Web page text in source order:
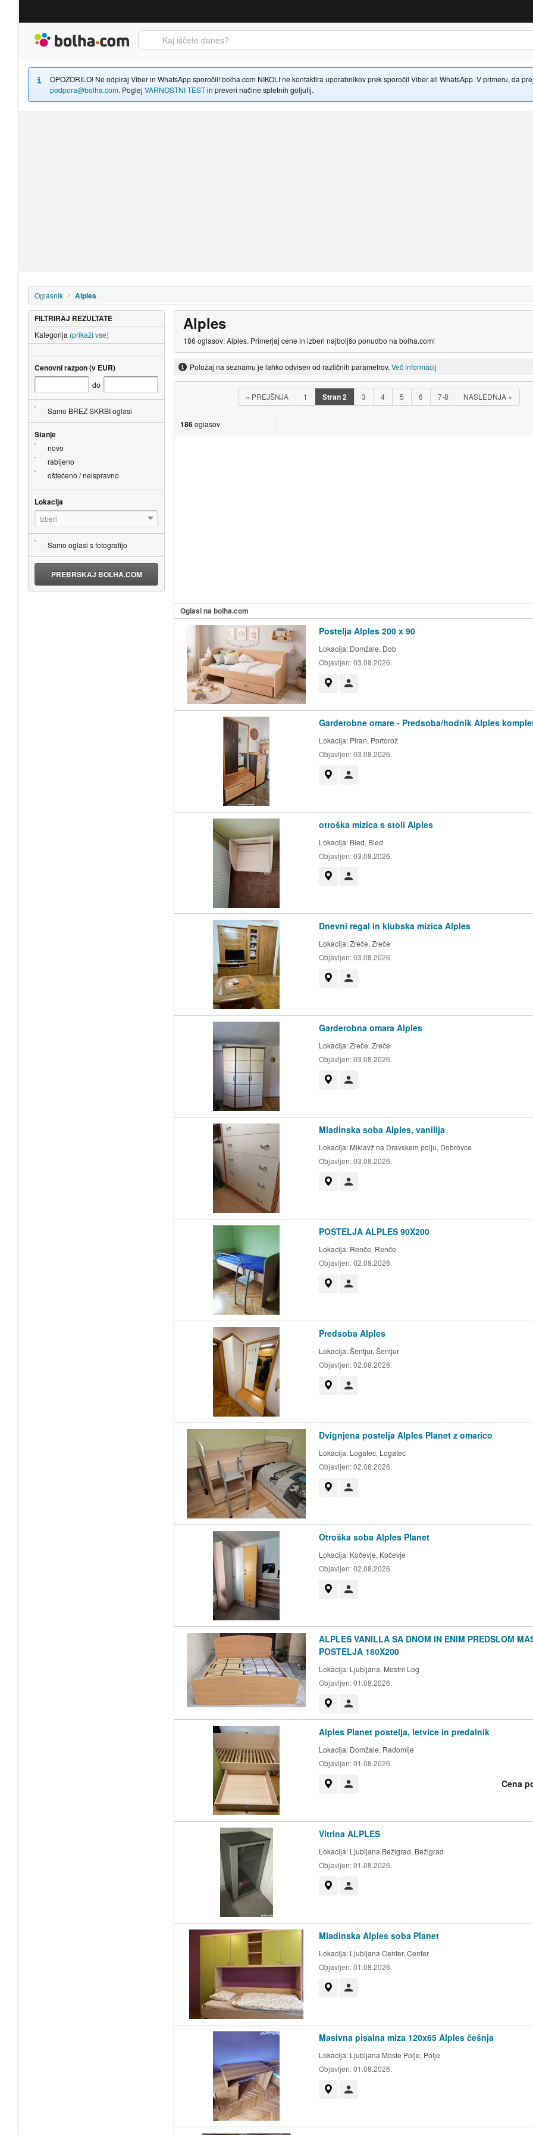
OPOZORILO! Ne odpiraj Viber in WhatsApp sporočil! bolha.com NIKOLI ne kontaktira uporabnikov prek sporočil Viber ali WhatsApp. V primeru, da
podpora@bolha.com. Poglej VARNOSTNI TESTin preveri načine spletnih goljufij.
Oglasnik Alples
Alples
186 oglasov: Alples. Primerjaj cene in izberi najboljšo ponudbo na bolha.com!
Položaj na seznamu je lahko odvisen od različnih parametrov. Več informacij
« PREJŠNJA 1 Stran2 3 4 5 6 7-8 NASLEDNJA »
186oglasov
Oglasi na bolha.com
Postelja Alples 200 x 90
Lokacija: Domžale, Dob
Objavljen:03.08.2026.
Garderobne omare - Predsoba/hodnik Alples
Lokacija: Piran, Portorož
Objavljen:03.08.2026.
otroška mizica s stoli Alples
Lokacija: Bled, Bled
Objavljen:03.08.2026.
Dnevni regal in klubska mizica Alples
Lokacija:Zreče, Zreče
Objavljen:03.08.2026.
Garderobna omara Alples
Lokacija:Zreče, Zreče
Objavljen:03.08.2026.
Mladinska soba Alples, vanilija
Lokacija: Miklavž na Dravskem polju, Dobrovce
Objavljen:03.08.2026.
POSTELJA ALPLES 90X200
Lokacija: Renče, Renče
Objavljen:02.08.2026.
Predsoba Alples
Lokacija:Šentjur, Šentjur
Objavljen:02.08.2026.
Dvignjena postelja Alples Planet z omarico
Lokacija: Logatec, Logatec
Objavljen:02.08.2026.
Otroška soba Alples Planet
Lokacija: Kočevje, Kočevje
Objavljen:02.08.2026.
ALPLES VANILLA SA DNOM IN ENIM PREDSLOM
POSTELJA 180X200
Lokacija: Ljubljana, Mestni Log
Objavljen:01.08.2026.
Alples Planet postelja, letvice in predalnik
Lokacija: Domžale, Radomlje
Objavljen:01.08.2026.
Cena
Vitrina ALPLES
Lokacija: Ljubljana Bežigrad, Bežigrad
Objavljen:01.08.2026.
Mladinska Alples soba Planet
Lokacija: Ljubljana Center, Center
Objavljen:01.08.2026.
Masivna pisalna miza 120x65 Alples češnja
Lokacija: Ljubljana Moste Polje, Polje
Objavljen:01.08.2026.
FILTRIRAJ REZULTATE
Kategorija (prikaži vse)
Cenovni razpon (v EUR)
do
Samo BREZ SKRBI oglasi
Stanje
novo
rabljeno
oštećeno / neispravno
Lokacija
Izberi
Samo oglasi s fotografijo
PREBRSKAJ BOLHA.COM